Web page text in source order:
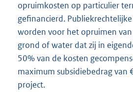
opruimkosten op particulier
gefinancierd.
worden voor het opruimen
grond of water dat zij in
50% van de kosten
maximum subsidiebedrag van
project.